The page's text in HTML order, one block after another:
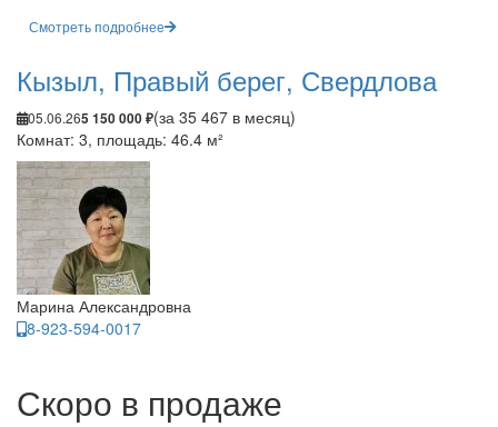
Смотреть подробнее
Кызыл, Правый берег, Свердлова
05.06.265 150 000 ₽(за 35 467 в месяц)
Комнат: 3, площадь: 46.4 м²
Марина Александровна
8-923-594-0017
Скоро в продаже